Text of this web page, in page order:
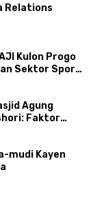
Relations
Kulon Progo
Sektor Sport
Agung
Faktor
mudi Kayen